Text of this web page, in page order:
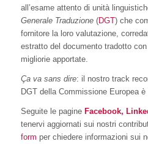
all’esame attento di unità
Generale Traduzione(DGT) che
fornitore la loro valutazione,
estratto del documento tradotto
migliorie apportate.
Ça va sans dire: il nostro track
DGT della Commissione Europea è
Seguite le pagine Facebook,
tenervi aggiornati sui nostri
form per chiedere informazioni sui